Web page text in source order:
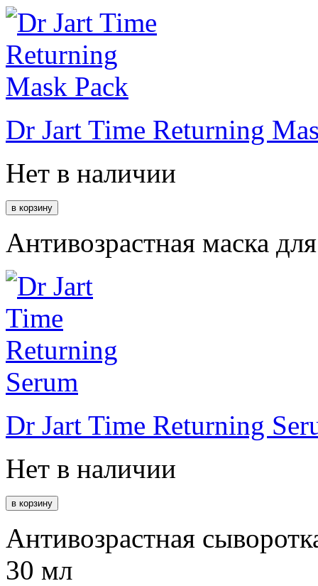
Dr Jart Time Returning
Нет в наличии
Антивозрастная маска
Dr Jart Time Returning
Нет в наличии
Антивозрастная
30 мл